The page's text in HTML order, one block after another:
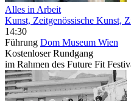
Alles in Arbeit
Kunst, Zeitgenössische Kunst,
14:30
Führung Dom Museum Wien
Kostenloser Rundgang
im Rahmen des Future Fit